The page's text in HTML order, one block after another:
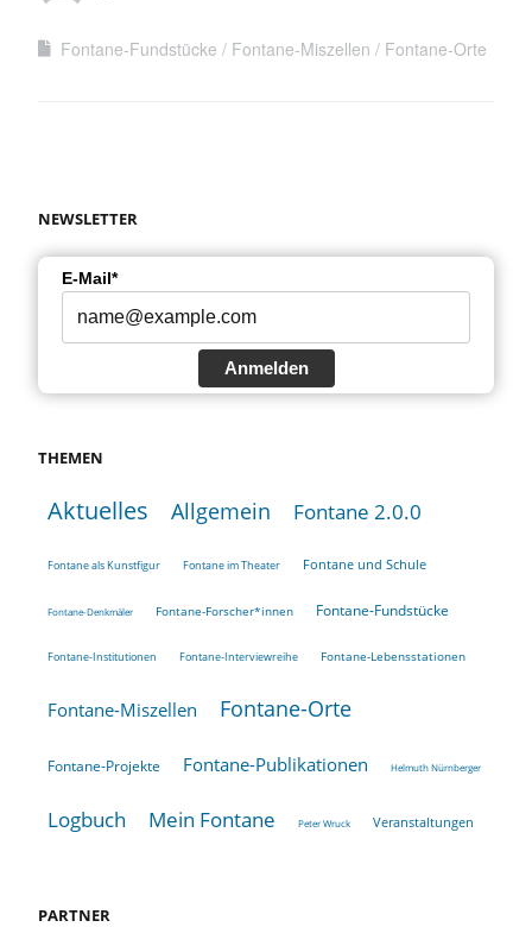
Fontane-Fundstücke Fontane-Miszellen Fontane-Orte
NEWSLETTER
E-Mail*
Anmelden
THEMEN
Aktuelles Allgemein Fontane 2.0.0
Fontane als Kunstfigur Fontane im Theater Fontane und Schule
Fontane-Denkmäler Fontane-Forscher*innen Fontane-Fundstücke
Fontane-Institutionen Fontane-Interviewreihe Fontane-Lebensstationen
Fontane-Miszellen Fontane-Orte
Fontane-Projekte Fontane-Publikationen Helmuth Nürnberger
Logbuch Mein Fontane Peter Wruck Veranstaltungen
PARTNER